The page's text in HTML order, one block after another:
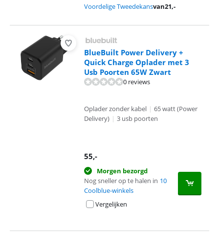
Voordelige Tweedekansvan21,-
BlueBuilt Power Delivery +
Quick Charge Oplader met 3
Usb Poorten 65W Zwart
0 reviews
Oplader zonder kabel | 65 watt (Power
Delivery) | 3 usb poorten
55,-
Morgen bezorgd
Nog sneller op te halen in 10
Coolblue-winkels
Vergelijken